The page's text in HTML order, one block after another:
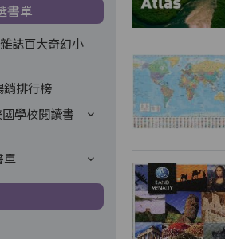
書單
誌百大奇幻小
排行榜
學校閱讀書
單